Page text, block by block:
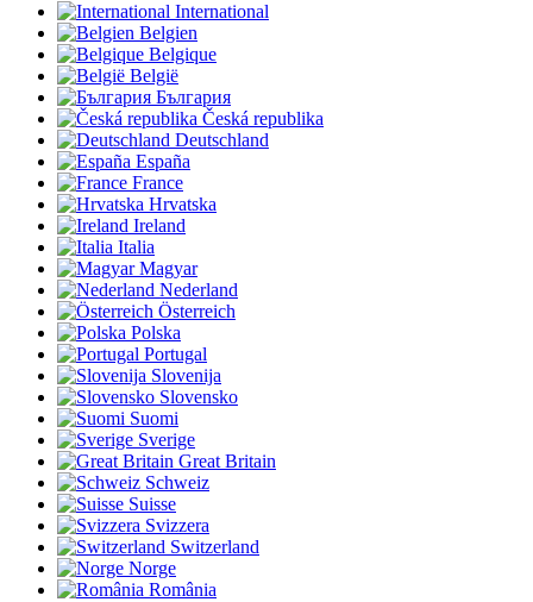
International
Belgien
Belgique
België
България
Česká republika
Deutschland
España
France
Hrvatska
Ireland
Italia
Magyar
Nederland
Österreich
Polska
Portugal
Slovenija
Slovensko
Suomi
Sverige
Great Britain
Schweiz
Suisse
Svizzera
Switzerland
Norge
România